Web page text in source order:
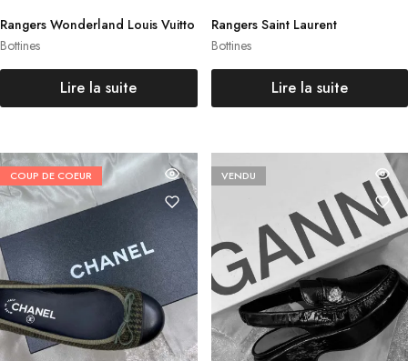
Bottines
Rangers Wonderland Louis Vuitto
n
Lire la suite
Bottines
Rangers Saint Laurent
Lire la suite
COUP DE COEUR VENDU